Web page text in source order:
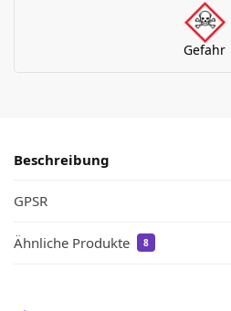
Gefahr
Beschreibung
GPSR
Ähnliche Produkte 8